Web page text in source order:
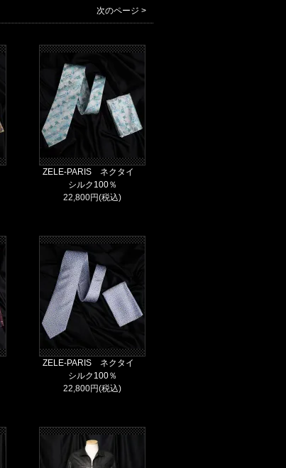
次のページ >
ZELE-PARIS ネクタイ
シルク100％
22,800円(税込)
ZELE-PARIS ネクタイ
シルク100％
22,800円(税込)